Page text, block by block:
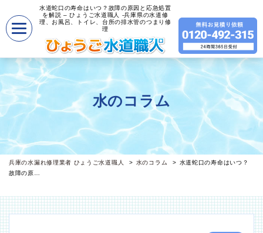
水道蛇口の寿命はいつ？故障の原因と応急処置
を解説 – ひょうご水道職人 -兵庫県の水道修
理、お風呂、トイレ、台所の排水管のつまり修
理
水のコラム
兵庫の水漏れ修理業者 ひょうご水道職人 水のコラム
水道蛇口の寿命はいつ？
故障の原…